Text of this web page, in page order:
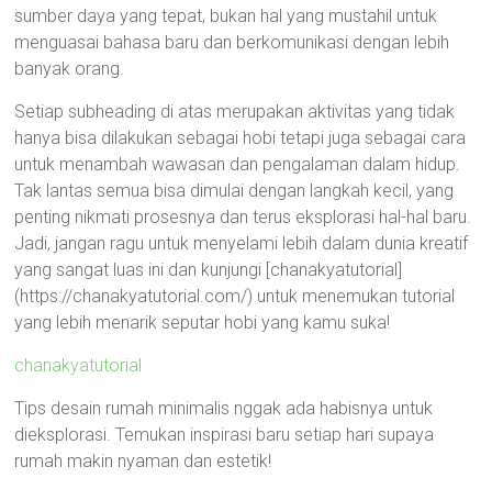
sumber daya yang tepat, bukan hal yang mustahil untuk
menguasai bahasa baru dan berkomunikasi dengan lebih
banyak orang.
Setiap subheading di atas merupakan aktivitas yang tidak
hanya bisa dilakukan sebagai hobi tetapi juga sebagai cara
untuk menambah wawasan dan pengalaman dalam hidup.
Tak lantas semua bisa dimulai dengan langkah kecil, yang
penting nikmati prosesnya dan terus eksplorasi hal-hal baru.
Jadi, jangan ragu untuk menyelami lebih dalam dunia kreatif
yang sangat luas ini dan kunjungi [chanakyatutorial]
(https://chanakyatutorial.com/) untuk menemukan tutorial
yang lebih menarik seputar hobi yang kamu suka!
chanakyatutorial
Tips desain rumah minimalis nggak ada habisnya untuk
dieksplorasi. Temukan inspirasi baru setiap hari supaya
rumah makin nyaman dan estetik!